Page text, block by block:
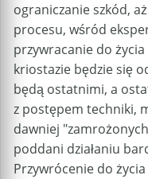
ograniczanie szkód,
procesu, wśród
przywracanie do
kriostazie będzie się
będą ostatnimi, a
z postępem techniki,
dawniej
poddani działaniu
Przywrócenie do